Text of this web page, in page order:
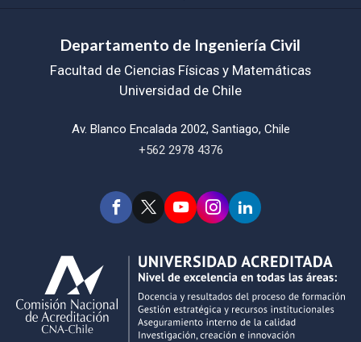
Departamento de Ingeniería Civil
Facultad de Ciencias Físicas y Matemáticas
Universidad de Chile
Av. Blanco Encalada 2002, Santiago, Chile
+562 2978 4376